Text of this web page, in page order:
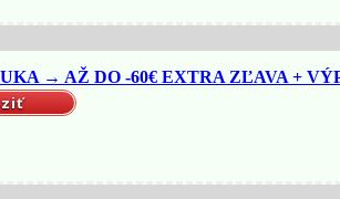
→ AŽ DO -60€ EXTRA ZĽAVA +